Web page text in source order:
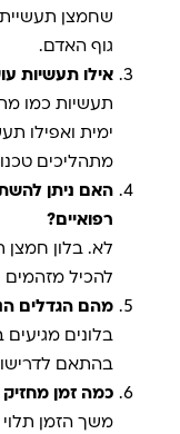
שחמצן
גוף האדם.
אילו תעשיות
תעשיות כמו
ימית ואפילו
מתהליכים
האם ניתן
רפואיים?
לא. בלון חמצן
להכיל
מהם הגדלים
בהתאם
כמה זמן
משך הזמן תלוי